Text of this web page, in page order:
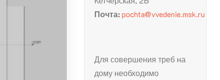
Почта:pochta@vvedenie.msk.ru
Для совершения треб на
дому необходимо